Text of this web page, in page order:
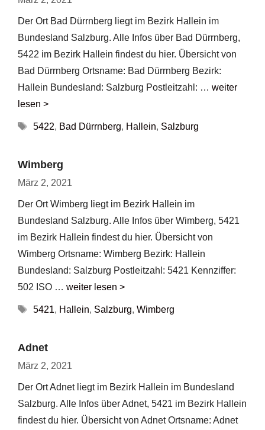
Der Ort Bad Dürrnberg liegt im Bezirk Hallein im
Bundesland Salzburg. Alle Infos über Bad Dürrnberg,
5422 im Bezirk Hallein findest du hier. Übersicht von
Bad Dürrnberg Ortsname: Bad Dürrnberg Bezirk:
Hallein Bundesland: Salzburg Postleitzahl: … weiter
lesen >
Schlagwörter
5422, Bad Dürrnberg, Hallein, Salzburg
Wimberg
März 2, 2021
Der Ort Wimberg liegt im Bezirk Hallein im
Bundesland Salzburg. Alle Infos über Wimberg, 5421
im Bezirk Hallein findest du hier. Übersicht von
Wimberg Ortsname: Wimberg Bezirk: Hallein
Bundesland: Salzburg Postleitzahl: 5421 Kennziffer:
502 ISO … weiter lesen >
Schlagwörter
5421, Hallein, Salzburg, Wimberg
Adnet
März 2, 2021
Der Ort Adnet liegt im Bezirk Hallein im Bundesland
Salzburg. Alle Infos über Adnet, 5421 im Bezirk Hallein
findest du hier. Übersicht von Adnet Ortsname: Adnet